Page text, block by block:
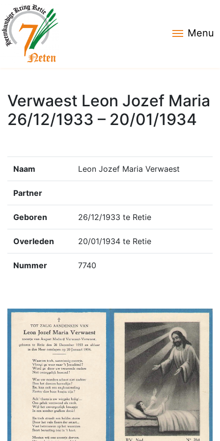
Menu
Verwaest Leon Jozef Maria
26/12/1933 – 20/01/1934
Naam Leon Jozef Maria Verwaest
Partner
Geboren 26/12/1933 te Retie
Overleden 20/01/1934 te Retie
Nummer 7740